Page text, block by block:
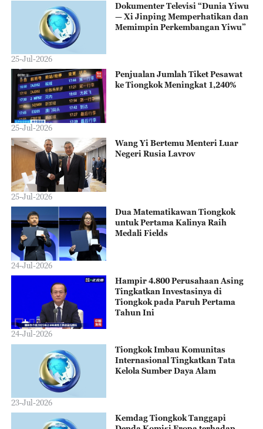
Dokumenter Televisi “Dunia Yiwu
— Xi Jinping Memperhatikan dan
Memimpin Perkembangan Yiwu”
25-Jul-2026
Penjualan Jumlah Tiket Pesawat
ke Tiongkok Meningkat 1,240%
25-Jul-2026
Wang Yi Bertemu Menteri Luar
Negeri Rusia Lavrov
25-Jul-2026
Dua Matematikawan Tiongkok
untuk Pertama Kalinya Raih
Medali Fields
24-Jul-2026
Hampir 4.800 Perusahaan Asing
Tingkatkan Investasinya di
Tiongkok pada Paruh Pertama
Tahun Ini
24-Jul-2026
Tiongkok Imbau Komunitas
Internasional Tingkatkan Tata
Kelola Sumber Daya Alam
23-Jul-2026
Kemdag Tiongkok Tanggapi